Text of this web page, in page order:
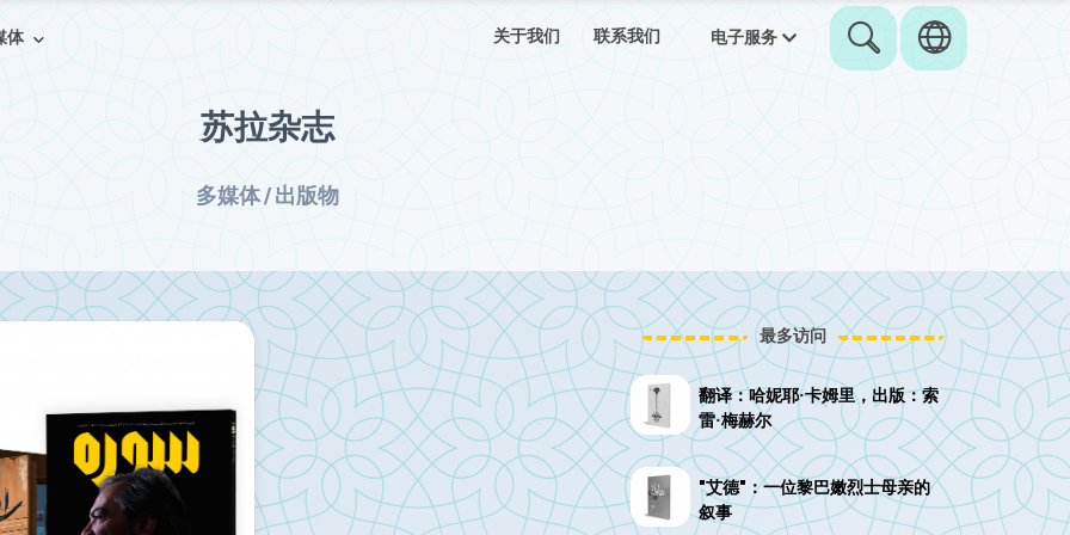
体 关于我们 联系我们 电子服务
苏拉杂志
多媒体 / 出版物
最多访问
翻译：哈妮耶·卡姆里，出版：索
雷·梅赫尔
"艾德"：一位黎巴嫩烈士母亲的
叙事